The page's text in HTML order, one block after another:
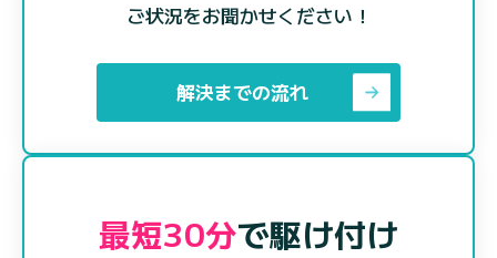
ご状況をお聞かせください！
解決までの流れ
最短30分で駆け付け